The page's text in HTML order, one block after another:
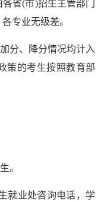
省(市)招生主管部门
专业无级差。
分、降分情况均计入
策的考生按照教育部
。
就业处咨询电话，学